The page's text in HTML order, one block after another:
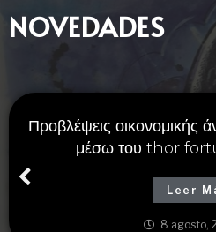
NOVEDADES
Προβλέψεις οικονομικής
μέσω του thor
Leer
8 agosto,